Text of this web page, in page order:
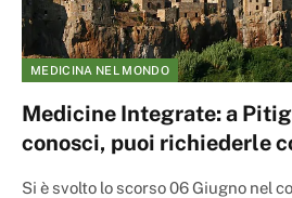
MEDICINA NEL MONDO
Medicine Integrate: a
conosci, puoi richiederle
Si è svolto lo scorso 06 Giugno nel